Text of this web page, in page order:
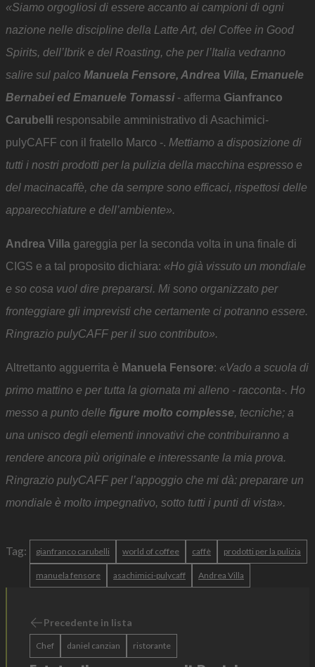
«Siamo orgogliosi di essere accanto ai campioni di ogni
nazione nelle discipline della Latte Art, del Coffee in Good
Spirits, dell’Ibrik e del Roasting, che per l’Italia vedranno
salire sul palco Manuela Fensore, Andrea Villa, Emanuele
Bernabei ed Emanuele Tomassi - afferma Gianfranco
Carubelli responsabile amministrativo di Asachimici-
pulyCAFF con il fratello Marco -. Mettiamo a disposizione di
tutti i nostri prodotti per la pulizia della macchina espresso e
del macinacaffè, che da sempre sono efficaci, rispettosi delle
apparecchiature e dell’ambiente».
Andrea Villa gareggia per la seconda volta in una finale di
CIGS e a tal proposito dichiara: «Ho già vissuto un mondiale
e so cosa vuol dire prepararsi. Mi sono organizzato per
fronteggiare gli imprevisti che certamente ci potranno essere.
Ringrazio pulyCAFF per il suo contributo».
Altrettanto agguerrita è Manuela Fensore: «Vado a scuola di
primo mattino e per tutta la giornata mi alleno - racconta-. Ho
messo a punto delle figure molto complesse, tecniche; a
una unisco degli elementi innovativi che contribuiranno a
rendere ancora più originale e interessante la mia prova.
Ringrazio pulyCAFF per l’appoggio che mi dà: preparare un
mondiale è molto impegnativo, sotto tutti i punti di vista».
Tag: gianfranco carubelli world of coffee caffè prodotti per la pulizia
manuela fensore asachimici-pulycaff Andrea Villa
Precedente in lista
Chef daniel canzian ristorante